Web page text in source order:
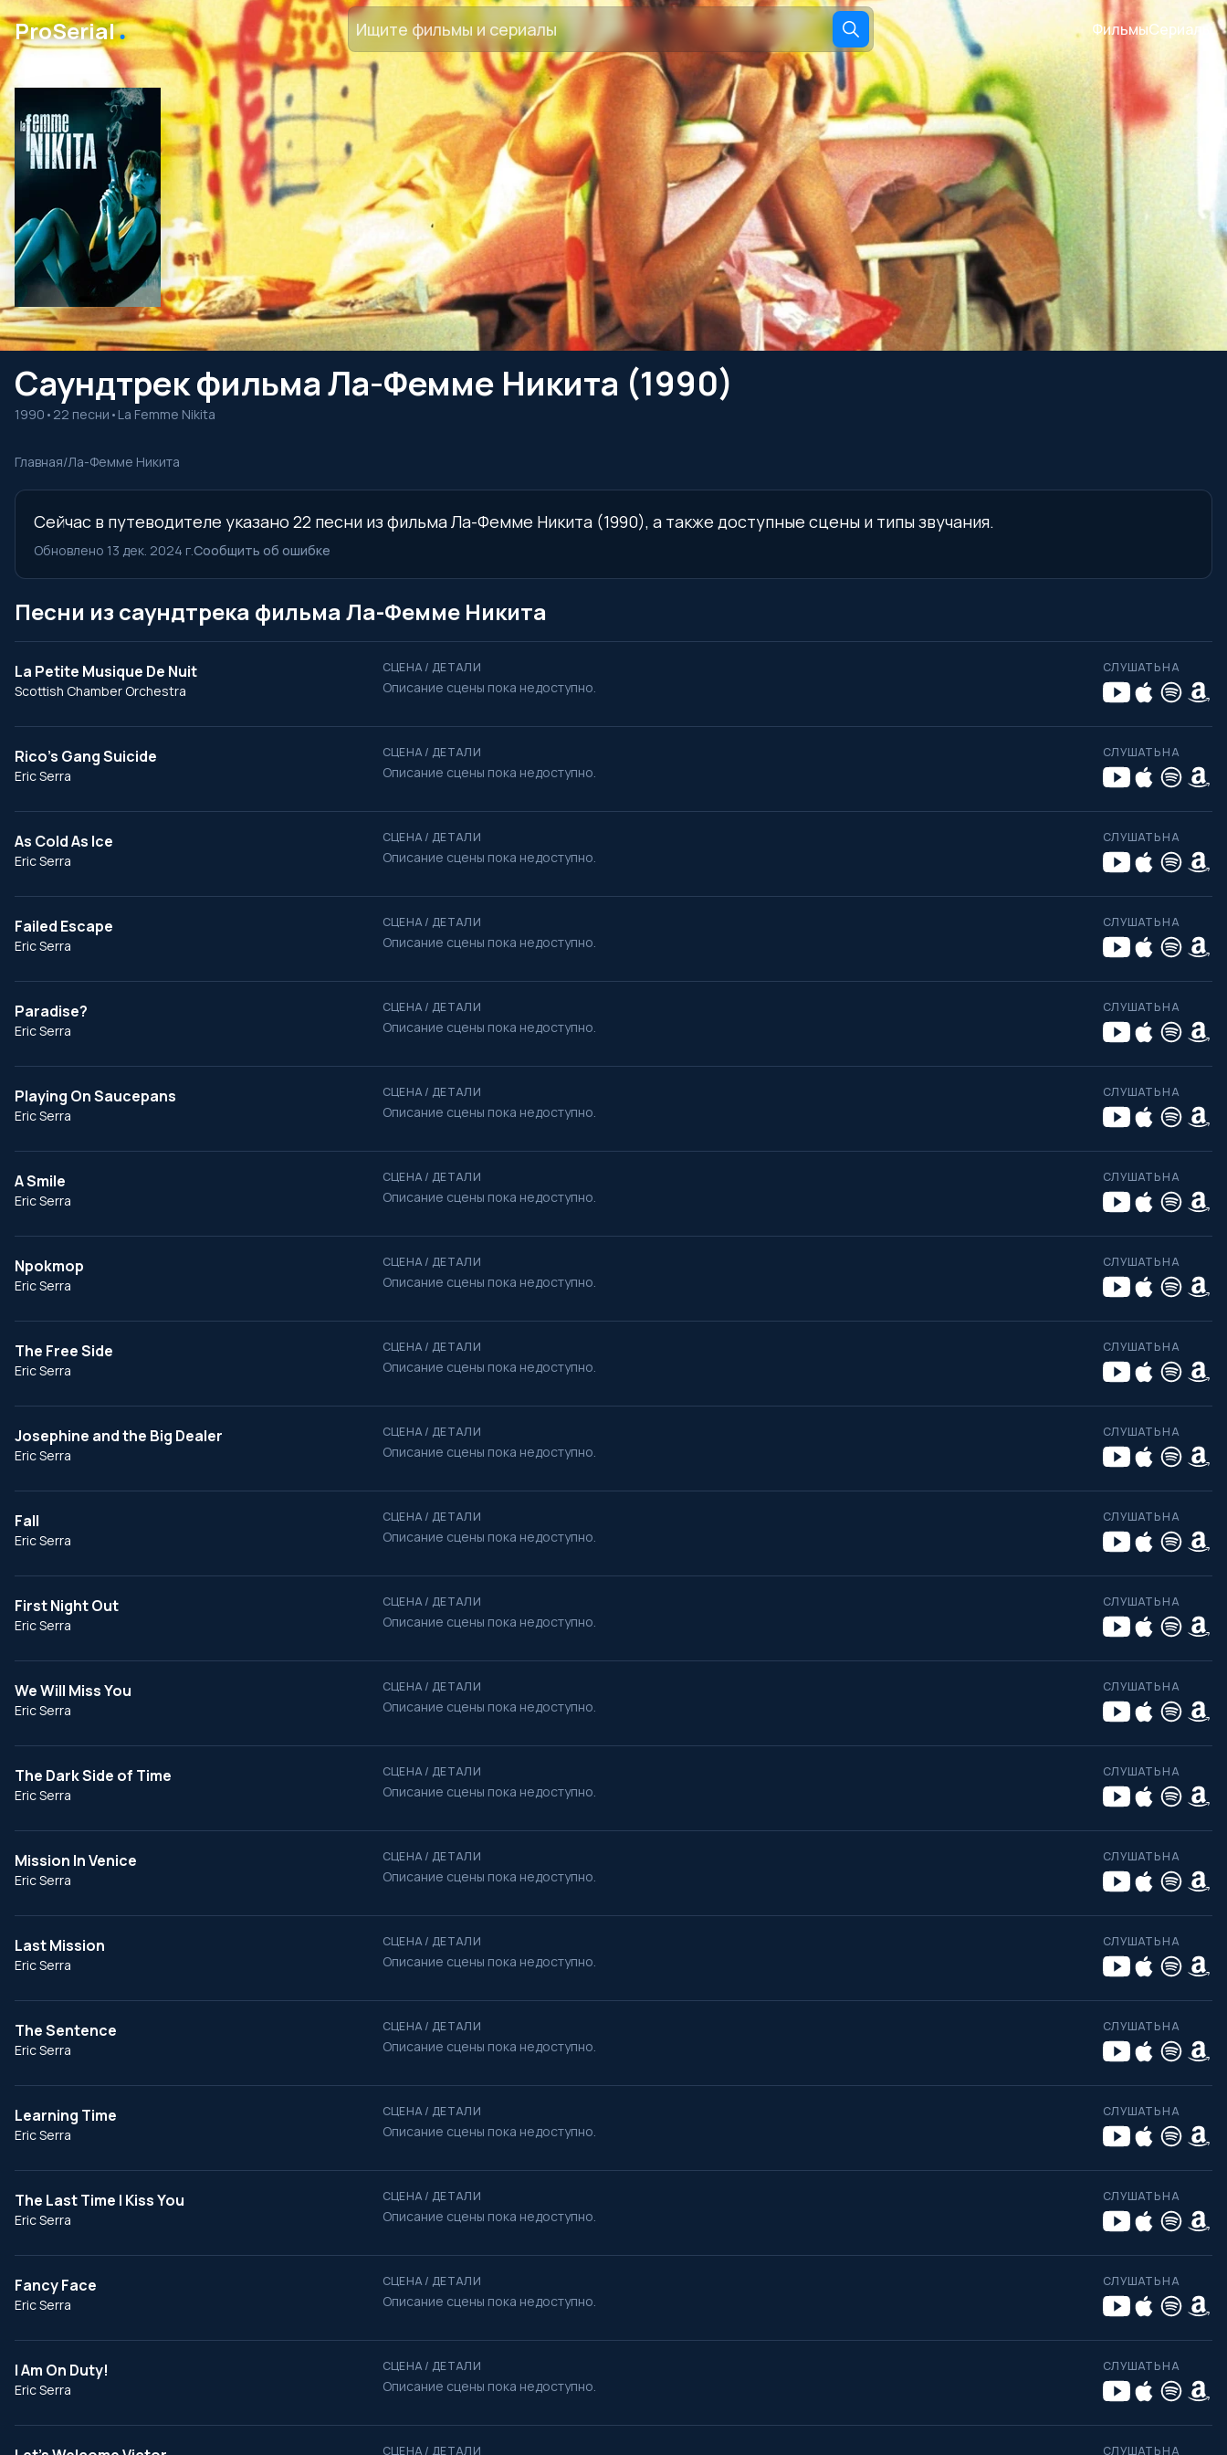
ProSerial․ ФильмыСериалы
Саундтрек фильма Ла-Фемме Никита (1990)
1990 • 22 песни • La Femme Nikita
Главная/Ла-Фемме Никита
Сейчас в путеводителе указано 22 песни из фильма Ла-Фемме Никита (1990), а также доступные сцены и типы звучания.
Обновлено 13 дек. 2024 г.Сообщить об ошибке
Песни из саундтрека фильма Ла-Фемме Никита
La Petite Musique De Nuit
Scottish Chamber Orchestra
СЦЕНА / ДЕТАЛИ
Описание сцены пока недоступно.
СЛУШАТЬ НА
Rico's Gang Suicide
Eric Serra
СЦЕНА / ДЕТАЛИ
Описание сцены пока недоступно.
СЛУШАТЬ НА
As Cold As Ice
Eric Serra
СЦЕНА / ДЕТАЛИ
Описание сцены пока недоступно.
СЛУШАТЬ НА
Failed Escape
Eric Serra
СЦЕНА / ДЕТАЛИ
Описание сцены пока недоступно.
СЛУШАТЬ НА
Paradise?
Eric Serra
СЦЕНА / ДЕТАЛИ
Описание сцены пока недоступно.
СЛУШАТЬ НА
Playing On Saucepans
Eric Serra
СЦЕНА / ДЕТАЛИ
Описание сцены пока недоступно.
СЛУШАТЬ НА
A Smile
Eric Serra
СЦЕНА / ДЕТАЛИ
Описание сцены пока недоступно.
СЛУШАТЬ НА
Npokmop
Eric Serra
СЦЕНА / ДЕТАЛИ
Описание сцены пока недоступно.
СЛУШАТЬ НА
The Free Side
Eric Serra
СЦЕНА / ДЕТАЛИ
Описание сцены пока недоступно.
СЛУШАТЬ НА
Josephine and the Big Dealer
Eric Serra
СЦЕНА / ДЕТАЛИ
Описание сцены пока недоступно.
СЛУШАТЬ НА
Fall
Eric Serra
СЦЕНА / ДЕТАЛИ
Описание сцены пока недоступно.
СЛУШАТЬ НА
First Night Out
Eric Serra
СЦЕНА / ДЕТАЛИ
Описание сцены пока недоступно.
СЛУШАТЬ НА
We Will Miss You
Eric Serra
СЦЕНА / ДЕТАЛИ
Описание сцены пока недоступно.
СЛУШАТЬ НА
The Dark Side of Time
Eric Serra
СЦЕНА / ДЕТАЛИ
Описание сцены пока недоступно.
СЛУШАТЬ НА
Mission In Venice
Eric Serra
СЦЕНА / ДЕТАЛИ
Описание сцены пока недоступно.
СЛУШАТЬ НА
Last Mission
Eric Serra
СЦЕНА / ДЕТАЛИ
Описание сцены пока недоступно.
СЛУШАТЬ НА
The Sentence
Eric Serra
СЦЕНА / ДЕТАЛИ
Описание сцены пока недоступно.
СЛУШАТЬ НА
Learning Time
Eric Serra
СЦЕНА / ДЕТАЛИ
Описание сцены пока недоступно.
СЛУШАТЬ НА
The Last Time I Kiss You
Eric Serra
СЦЕНА / ДЕТАЛИ
Описание сцены пока недоступно.
СЛУШАТЬ НА
Fancy Face
Eric Serra
СЦЕНА / ДЕТАЛИ
Описание сцены пока недоступно.
СЛУШАТЬ НА
I Am On Duty!
Eric Serra
СЦЕНА / ДЕТАЛИ
Описание сцены пока недоступно.
СЛУШАТЬ НА
СЦЕНА / ДЕТАЛИ СЛУШАТЬ НА